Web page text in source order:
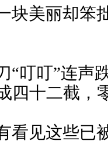
块美丽却笨
“叮叮”连声
四十二截，
看见这些已